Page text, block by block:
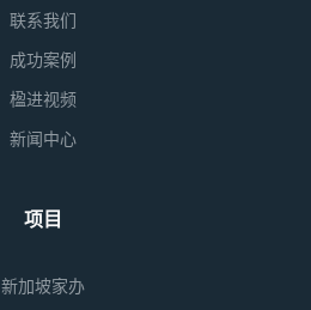
联系我们
成功案例
楹进视频
新闻中心
项目
新加坡家办